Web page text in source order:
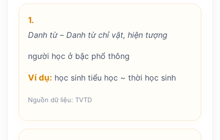
1.
Danh từ– Danh từ chỉ vật, hiện tượng
người học ở bậc phổ thông
Ví dụ: học sinh tiểu học ~ thời học sinh
Nguồn dữ liệu: TVTD